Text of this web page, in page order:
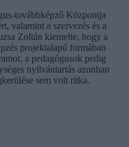
továbbképző Központja
valamint a szervezés és a
Zoltán kiemelte, hogy a
projektalapú formában
a pedagógusok pedig
nyilvántartás azonban
sem volt ritka.